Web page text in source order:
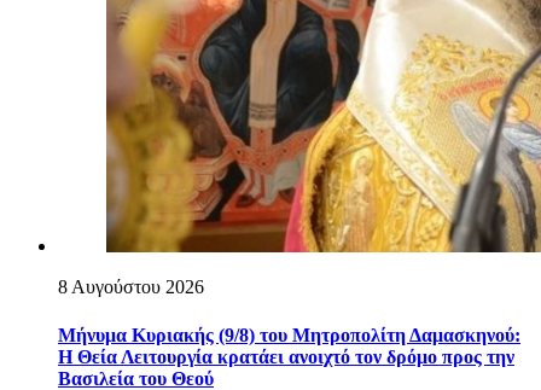
8 Αυγούστου 2026
Μήνυμα Κυριακής (9/8) του Μητροπολίτη Δαμασκηνού:
Η Θεία Λειτουργία κρατάει ανοιχτό τον δρόμο προς την
Βασιλεία του Θεού